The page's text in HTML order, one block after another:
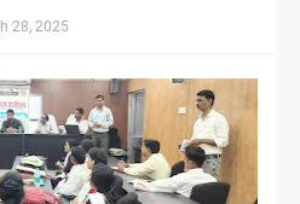
28, 2025